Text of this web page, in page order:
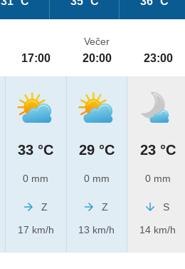
17:00
33 °C
0 mm
Z
17 km/h
Večer
20:00
29 °C
0 mm
Z
13 km/h
23:00
23 °C
0 mm
S
14 km/h